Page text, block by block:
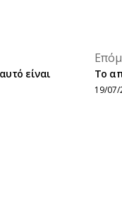
είναι
Το
19/07/